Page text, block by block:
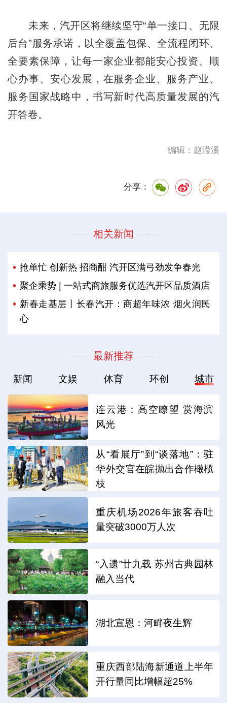
未来，汽开区将继续坚守“单一接口、无限
后台”服务承诺，以全覆盖包保、全流程闭环、
全要素保障，让每一家企业都能安心投资、顺
心办事、安心发展，在服务企业、服务产业、
服务国家战略中，书写新时代高质量发展的汽
开答卷。
编辑：赵滢溪
分享：
相关新闻
抢单忙 创新热 招商酣 汽开区满弓劲发争春光
聚企乘势 | 一站式商旅服务优选汽开区品质酒店
新春走基层丨长春汽开：商超年味浓 烟火润民
心
最新推荐
新闻 文娱 体育 环创 城市
连云港：高空瞭望 赏海滨
风光
从“看展厅”到“谈落地”：驻
华外交官在皖抛出合作橄榄
枝
重庆机场2026年旅客吞吐
量突破3000万人次
“入遗”廿九载 苏州古典园林
融入当代
湖北宣恩：河畔夜生辉
重庆西部陆海新通道上半年
开行量同比增幅超25%